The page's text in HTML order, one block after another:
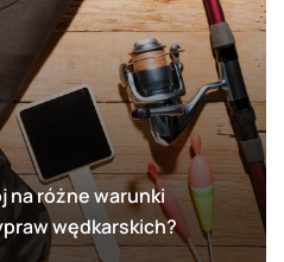
na różne warunki
wędkarskich?